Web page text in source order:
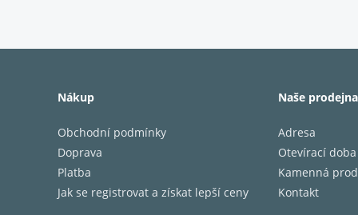
krabici
v
Nákup
Obchodní podmínky
Doprava
Platba
Jak se registrovat a získat lepší ceny
Naše prodejna
Adresa
Otevírací doba
Kamenná
Kontakt